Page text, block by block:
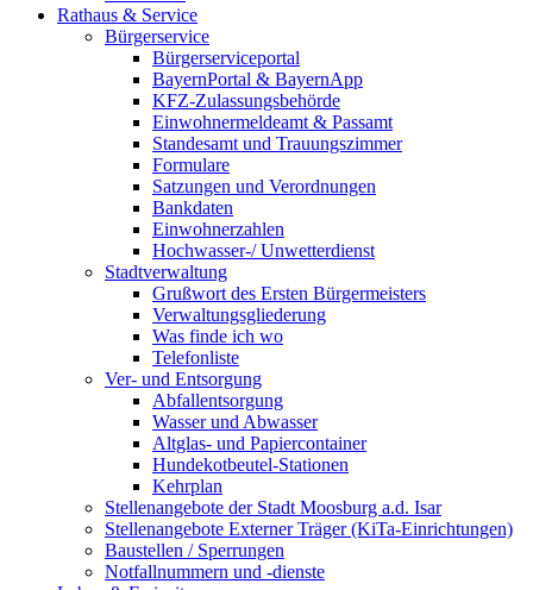
Rathaus & Service
Bürgerservice
Bürgerserviceportal
BayernPortal & BayernApp
KFZ-Zulassungsbehörde
Einwohnermeldeamt & Passamt
Standesamt und Trauungszimmer
Formulare
Satzungen und Verordnungen
Bankdaten
Einwohnerzahlen
Hochwasser-/ Unwetterdienst
Stadtverwaltung
Grußwort des Ersten Bürgermeisters
Verwaltungsgliederung
Was finde ich wo
Telefonliste
Ver- und Entsorgung
Abfallentsorgung
Wasser und Abwasser
Altglas- und Papiercontainer
Hundekotbeutel-Stationen
Kehrplan
Stellenangebote der Stadt Moosburg a.d. Isar
Stellenangebote Externer Träger (KiTa-Einrichtungen)
Baustellen / Sperrungen
Notfallnummern und -dienste